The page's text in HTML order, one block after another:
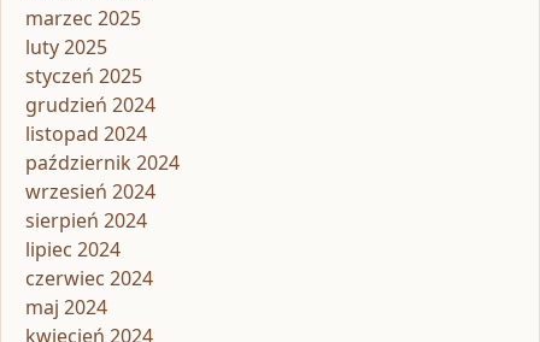
marzec 2025
luty 2025
styczeń 2025
grudzień 2024
listopad 2024
październik 2024
wrzesień 2024
sierpień 2024
lipiec 2024
czerwiec 2024
maj 2024
kwiecień 2024